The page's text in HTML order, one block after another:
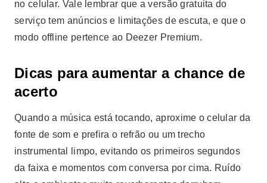
no celular. Vale lembrar que a versão gratuita do
serviço tem anúncios e limitações de escuta, e que o
modo offline pertence ao Deezer Premium.
Dicas para aumentar a chance de
acerto
Quando a música está tocando, aproxime o celular da
fonte de som e prefira o refrão ou um trecho
instrumental limpo, evitando os primeiros segundos
da faixa e momentos com conversa por cima. Ruído